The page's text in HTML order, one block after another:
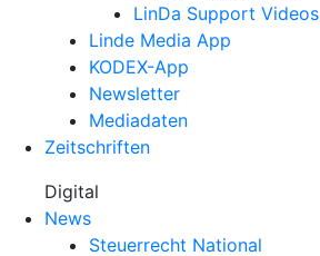
LinDa Support Videos
Linde Media App
KODEX-App
Newsletter
Mediadaten
Zeitschriften
Digital
News
Steuerrecht National